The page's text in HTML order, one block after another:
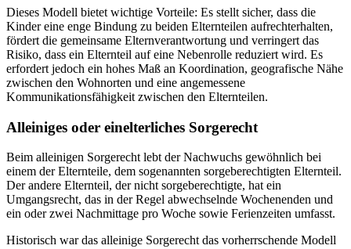
Dieses Modell bietet wichtige Vorteile: Es stellt sicher, dass die
Kinder eine enge Bindung zu beiden Elternteilen aufrechterhalten,
fördert die gemeinsame Elternverantwortung und verringert das
Risiko, dass ein Elternteil auf eine Nebenrolle reduziert wird. Es
erfordert jedoch ein hohes Maß an Koordination, geografische Nähe
zwischen den Wohnorten und eine angemessene
Kommunikationsfähigkeit zwischen den Elternteilen.
Alleiniges oder einelterliches Sorgerecht
Beim alleinigen Sorgerecht lebt der Nachwuchs gewöhnlich bei
einem der Elternteile, dem sogenannten sorgeberechtigten Elternteil.
Der andere Elternteil, der nicht sorgeberechtigte, hat ein
Umgangsrecht, das in der Regel abwechselnde Wochenenden und
ein oder zwei Nachmittage pro Woche sowie Ferienzeiten umfasst.
Historisch war das alleinige Sorgerecht das vorherrschende Modell